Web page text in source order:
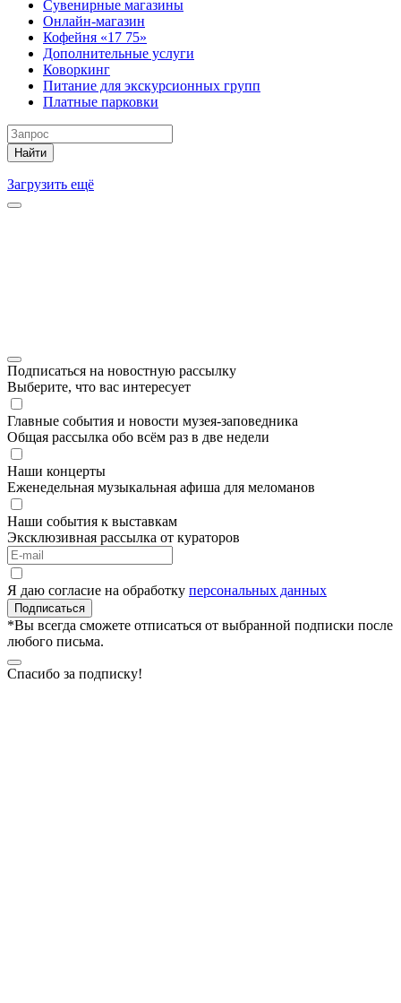
Сувенирные магазины
Онлайн-магазин
Кофейня «17 75»
Дополнительные услуги
Коворкинг
Питание для экскурсионных групп
Платные парковки
Найти
Загрузить ещё
Подписаться на новостную рассылку
Выберите, что вас интересует
Главные события и новости музея-заповедника
Общая рассылка обо всём раз в две недели
Наши концерты
Еженедельная музыкальная афиша для меломанов
Наши события к выставкам
Эксклюзивная рассылка от кураторов
Я даю согласие на обработку персональных данных
Подписаться
*Вы всегда сможете отписаться от выбранной подписки после
любого письма.
Спасибо за подписку!